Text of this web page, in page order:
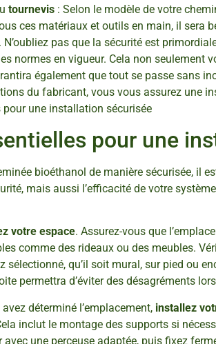
tournevis : Selon le modèle de votre
ces matériaux et outils en main, il sera
pas que la sécurité est
normes en vigueur. Cela non seulement
également que tout se passe sans
du fabricant, vous vous assurez une
pour une
bioéthanol de manière sécurisée, il
mais aussi l’efficacité de votre
votre espace. Assurez-vous que
comme des rideaux ou des meubles.
sélectionné, qu’il soit mural, sur pied ou
permettra d’éviter des désagréments
déterminé l’emplacement, installez
inclut le montage des supports si
une perceuse adaptée, puis fixez